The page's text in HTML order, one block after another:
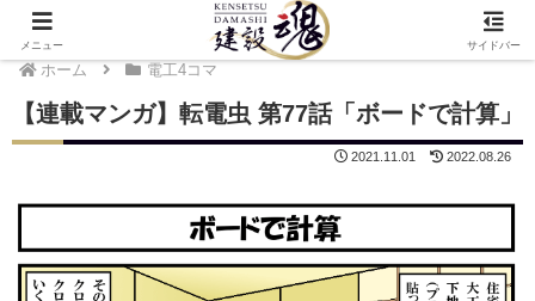
ホーム 電工4コマ
【連載マンガ】転電虫 第77話「ボードで計算」
2021.11.01 2022.08.26
メニュー サイドバー